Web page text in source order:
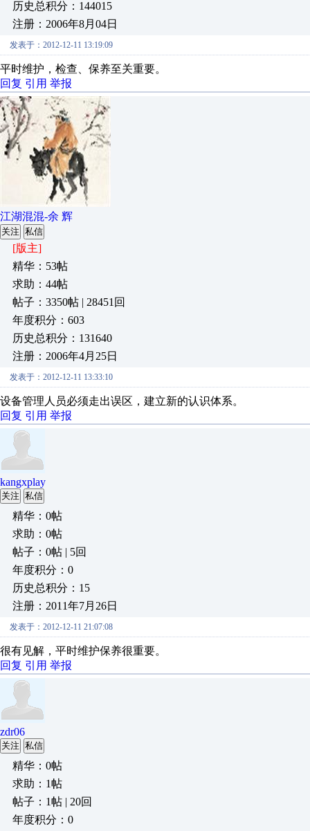
历史总积分：144015
注册：2006年8月04日
发表于：2012-12-11 13:19:09
平时维护，检查、保养至关重要。
回复 引用 举报
江湖混混-余 辉
关注 私信
[版主]
精华：53帖
求助：44帖
帖子：3350帖 | 28451回
年度积分：603
历史总积分：131640
注册：2006年4月25日
发表于：2012-12-11 13:33:10
设备管理人员必须走出误区，建立新的认识体系。
回复 引用 举报
kangxplay
关注 私信
精华：0帖
求助：0帖
帖子：0帖 | 5回
年度积分：0
历史总积分：15
注册：2011年7月26日
发表于：2012-12-11 21:07:08
很有见解，平时维护保养很重要。
回复 引用 举报
zdr06
关注 私信
精华：0帖
求助：1帖
帖子：1帖 | 20回
年度积分：0